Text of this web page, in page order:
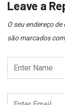
Leave a
O seu endereço
são marcados com